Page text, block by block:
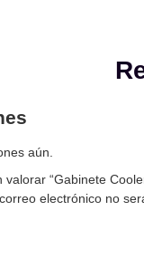
aún.
valorar “Gabinete
electrónico no